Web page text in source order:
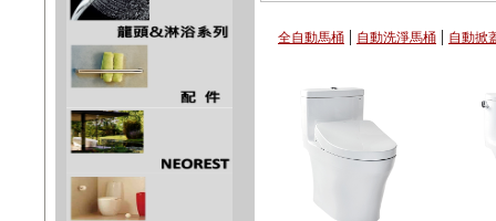
全自動馬桶 | 自動洗淨馬桶 | 自動掀